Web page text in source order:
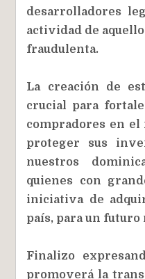
desarrolladores
actividad de
fraudulenta.
La creación de
crucial para
compradores en
proteger sus
nuestros
quienes con
iniciativa de
país, para un
Finalizo
promoverá la